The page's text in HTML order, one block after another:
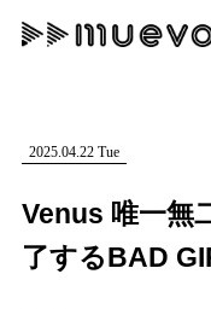
記事を検索する
"読者の声を形に
2025.04.22 Tue
Venus 唯一無
了するBAD